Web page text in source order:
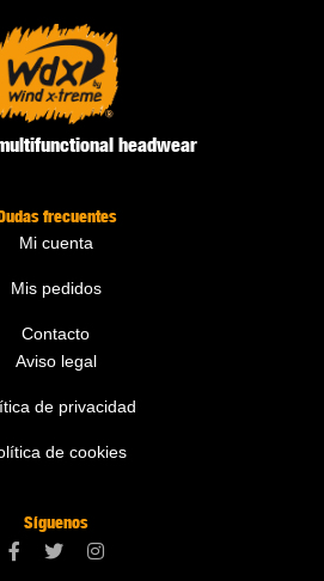
headwear
frecuentes
Mi cuenta
Mis pedidos
Contacto
Aviso legal
de privacidad
de cookies
Síguenos